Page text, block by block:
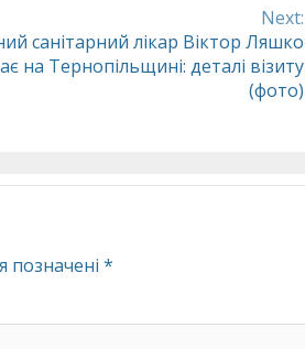
Next:
санітарний лікар Віктор Ляшко
на Тернопільщині: деталі візиту
(фото)
позначені *